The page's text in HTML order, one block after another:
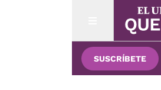
SUSCRÍBETE